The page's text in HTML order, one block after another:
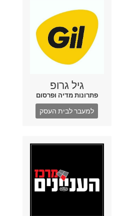
גיל גרופ
פתרונות מדיה ופרסום
למעבר לבית העסק